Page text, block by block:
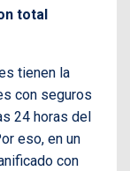
total
tienen la
con seguros
24 horas del
eso, en un
con